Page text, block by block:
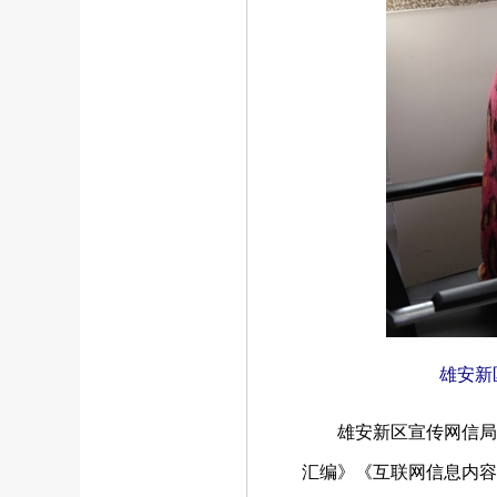
雄安新
雄安新区宣传网信
汇编》《互联网信息内